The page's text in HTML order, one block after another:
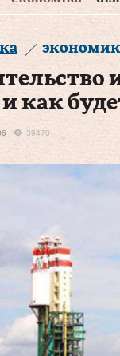
и как
39470